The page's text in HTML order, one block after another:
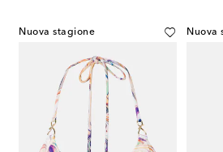
Nuova stagione Nuova